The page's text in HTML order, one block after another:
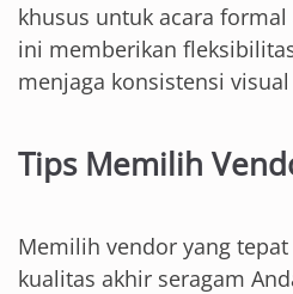
khusus untuk acara
ini memberikan
menjaga konsistensi
Tips Memilih
Memilih vendor yang
kualitas akhir seragam